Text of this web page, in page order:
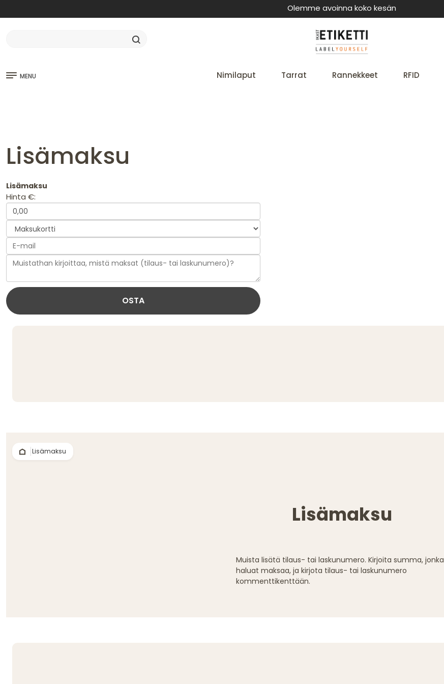
Olemme avoinna koko kesän
MENU Nimilaput Tarrat Rannekkeet RFID
Lisämaksu
Lisämaksu
Hinta €:
Lisämaksu
Lisämaksu
Muista lisätä tilaus- tai laskunumero. Kirjoita summa, jonka
haluat maksaa, ja kirjota tilaus- tai laskunumero
kommenttikenttään.